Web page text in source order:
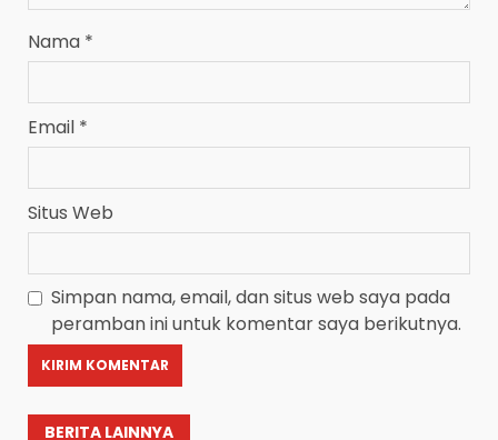
Nama *
Email *
Situs Web
Simpan nama, email, dan situs web saya pada
peramban ini untuk komentar saya berikutnya.
BERITA LAINNYA